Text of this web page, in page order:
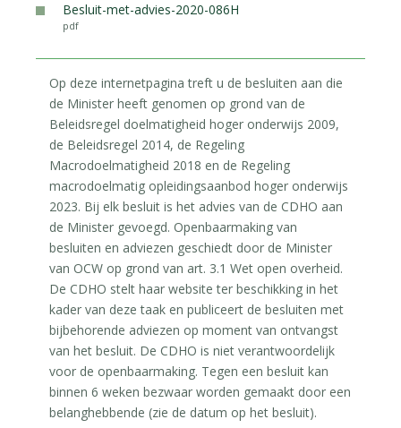
Besluit-met-advies-2020-086H
pdf
Op deze internetpagina treft u de besluiten aan die
de Minister heeft genomen op grond van de
Beleidsregel doelmatigheid hoger onderwijs 2009,
de Beleidsregel 2014, de Regeling
Macrodoelmatigheid 2018 en de Regeling
macrodoelmatig opleidingsaanbod hoger onderwijs
2023. Bij elk besluit is het advies van de CDHO aan
de Minister gevoegd. Openbaarmaking van
besluiten en adviezen geschiedt door de Minister
van OCW op grond van art. 3.1 Wet open overheid.
De CDHO stelt haar website ter beschikking in het
kader van deze taak en publiceert de besluiten met
bijbehorende adviezen op moment van ontvangst
van het besluit. De CDHO is niet verantwoordelijk
voor de openbaarmaking. Tegen een besluit kan
binnen 6 weken bezwaar worden gemaakt door een
belanghebbende (zie de datum op het besluit).